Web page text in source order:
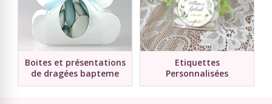
Boites et présentations
de dragées bapteme
Etiquettes
Personnalisées